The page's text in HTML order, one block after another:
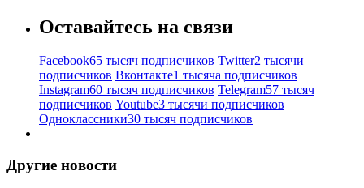
Оставайтесь на связи
Facebook65 тысяч подписчиков Twitter2 тысячи
подписчиков Вконтакте1 тысяча подписчиков
Instagram60 тысяч подписчиков Telegram57 тысяч
подписчиков Youtube3 тысячи подписчиков
Одноклассники30 тысяч подписчиков
Другие новости